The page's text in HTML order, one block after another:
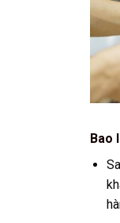
Bao